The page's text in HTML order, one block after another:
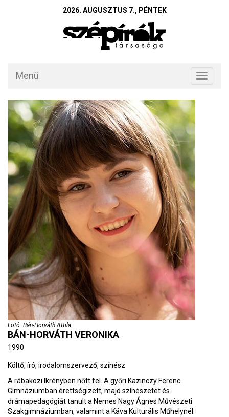
2026. AUGUSZTUS 7., PÉNTEK
Toggle
Menü
Fotó: Bán-Horváth Attila
BÁN-HORVÁTH VERONIKA
1990
Költő, író, irodalomszervező, színész
A rábaközi Ikrényben nőtt fel. A győri Kazinczy Ferenc
Gimnáziumban érettségizett, majd színészetet és
drámapedagógiát tanult a Nemes Nagy Ágnes Művészeti
Szakgimnáziumban, valamint a Káva Kulturális Műhelynél.